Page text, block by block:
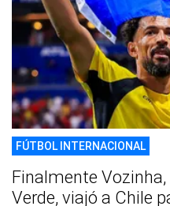
FÚTBOL INTERNACIONAL
Finalmente
Verde, viajó a Chile